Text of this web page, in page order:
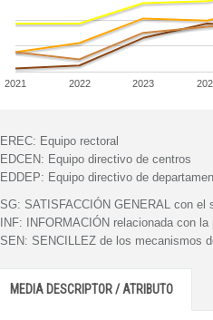
2021 2022 2023
EREC: Equipo rectoral
EDCEN: Equipo directivo de centros
EDDEP: Equipo directivo de
SG: SATISFACCIÓN GENERAL con el
INF:
INFORMACIÓN relacionada con
SEN: SENCILLEZ de los mecanismos
MEDIA DESCRIPTOR / ATRIBUTO